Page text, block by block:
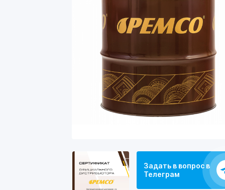
Задать в вопрос в
Телеграм